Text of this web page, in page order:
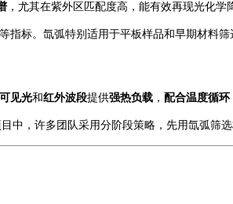
，尤其在紫外区匹配度高，能有效再现光化学
指标。氙弧特别适用于平板样品和早期材料
可见光和红外波段提供强热负载 ， 配合温度循环
中，许多团队采用分阶段策略，先用氙弧筛